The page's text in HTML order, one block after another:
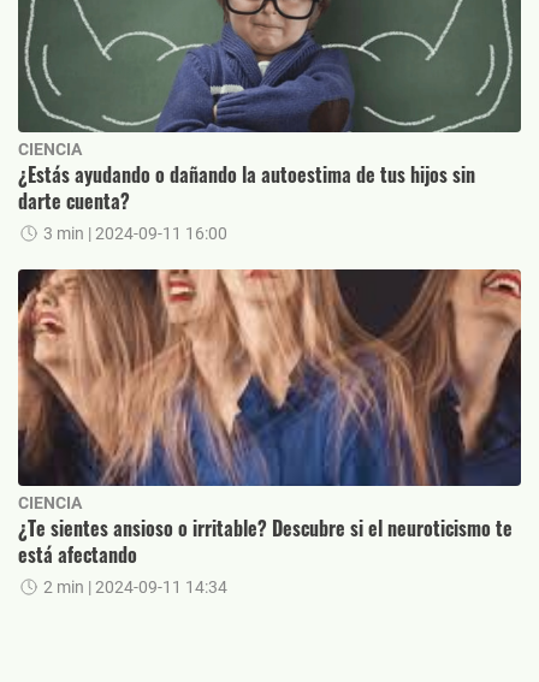
CIENCIA
¿Estás ayudando o dañando la autoestima de tus hijos sin
darte cuenta?
3 min | 2024-09-11 16:00
CIENCIA
¿Te sientes ansioso o irritable? Descubre si el neuroticismo te
está afectando
2 min | 2024-09-11 14:34